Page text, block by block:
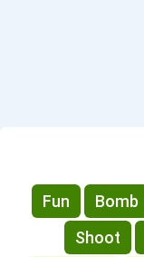
Fun Bomb
Shoot